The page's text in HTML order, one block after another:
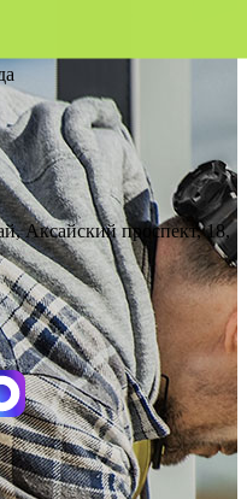
Аксайский проспект, 18,